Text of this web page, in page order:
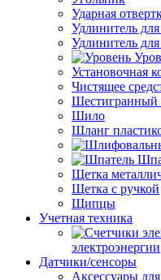
Ударная
Удлинитель
Удлинитель
Установочная
Чистящее
Шестигранный
Шило
Шланг
Щетка
Щетка с ручкой
Щипцы
Учетная техника
электроэнергии
Датчики/сенсоры
Аксессуары